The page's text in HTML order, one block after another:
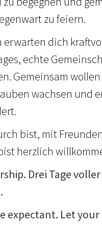
zu feiern.
erwarten dich
echte
Gemeinsam
wachsen und
bist, mit
herzlich
Drei Tage
expectant. Let